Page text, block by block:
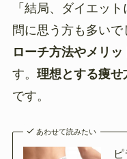
「結局、ダイエッ
問に思う方も多いで
ローチ方法やメリ
す。 理想とする痩せ
です。
あわせて読みたい